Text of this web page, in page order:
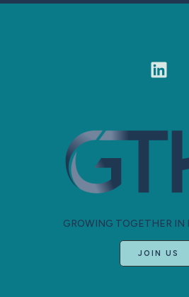
GROWING TOGETHER IN
JOIN US